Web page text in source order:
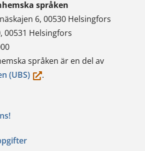
språken
6, 00530 Helsingfors
00531 Helsingfors
språken är en del av
(UBS)(du.